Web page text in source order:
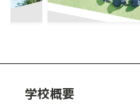
学校概要